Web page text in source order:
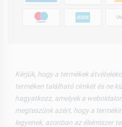
Kérjük, hogy a termékek
terméken található címkét és ne
hagyatkozz, amelyek a
megteszünk azért, hogy a
legyenek, azonban az élelmiszer